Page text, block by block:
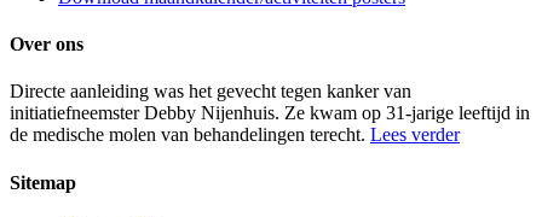
Over ons
Directe aanleiding was het gevecht tegen kanker van
initiatiefneemster Debby Nijenhuis. Ze kwam op 31-jarige leeftijd in
de medische molen van behandelingen terecht. Lees verder
Sitemap